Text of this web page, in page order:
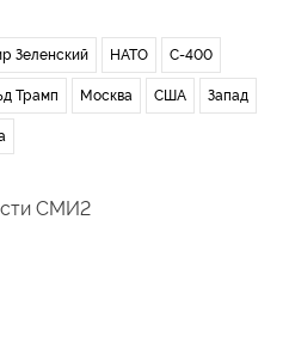
Зеленский НАТО С-400
Трамп Москва США Запад
СМИ2